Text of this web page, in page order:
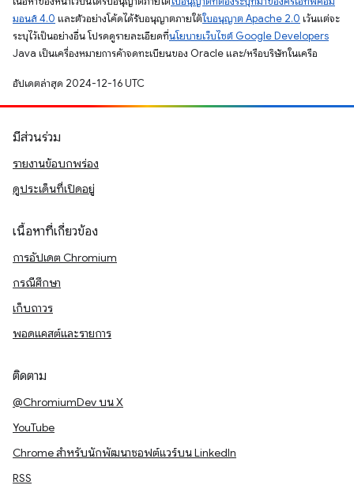
มอนส์ 4.0 และตัวอย่างโค้ดได้รับอนุญาตภายใต้ใบอนุญาต Apache 2.0 เว้นแต่จะ
ระบุไว้เป็นอย่างอื่น โปรดดูรายละเอียดที่นโยบายเว็บไซต์ Google Developers
Java เป็นเครื่องหมายการค้าจดทะเบียนของ Oracle และ/หรือบริษัทในเครือ
อัปเดตล่าสุด 2024-12-16 UTC
มีส่วนร่วม
รายงานข้อบกพร่อง
ดูประเด็นที่เปิดอยู่
เนื้อหาที่เกี่ยวข้อง
การอัปเดต Chromium
กรณีศึกษา
เก็บถาวร
พอดแคสต์และรายการ
ติดตาม
@ChromiumDev บน X
YouTube
Chrome สำหรับนักพัฒนาซอฟต์แวร์บน LinkedIn
RSS